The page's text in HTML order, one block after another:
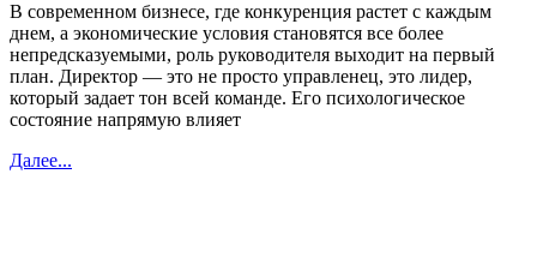
В современном бизнесе, где конкуренция растет с каждым
днем, а экономические условия становятся все более
непредсказуемыми, роль руководителя выходит на первый
план. Директор — это не просто управленец, это лидер,
который задает тон всей команде. Его психологическое
состояние напрямую влияет
Далее...